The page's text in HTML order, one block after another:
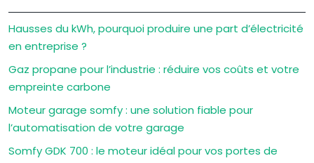
Hausses du kWh, pourquoi produire une part d’électricité
en entreprise ?
Gaz propane pour l’industrie : réduire vos coûts et votre
empreinte carbone
Moteur garage somfy : une solution fiable pour
l’automatisation de votre garage
Somfy GDK 700 : le moteur idéal pour vos portes de